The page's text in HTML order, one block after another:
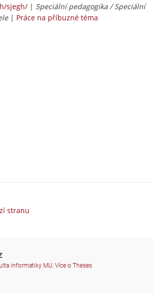
sjegh/ | Speciální pedagogika / Speciální
| Práce na příbuzné téma
stranu
informatiky MU, Více o Theses